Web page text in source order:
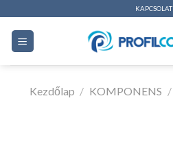
tartalomhoz
KAPCSOLAT
Kezdőlap / KOMPONENS /